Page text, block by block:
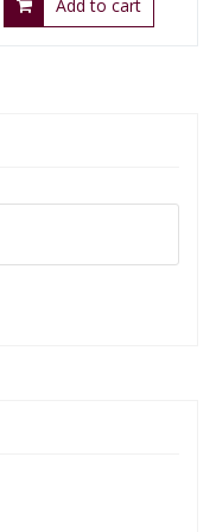
Add to cart